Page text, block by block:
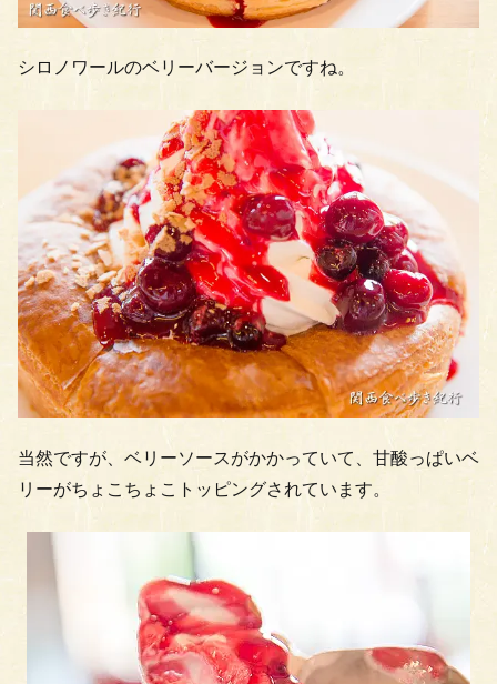
シロノワールのベリーバージョンですね。
当然ですが、ベリーソースがかかっていて、甘酸っぱいベ
リーがちょこちょこトッピングされています。